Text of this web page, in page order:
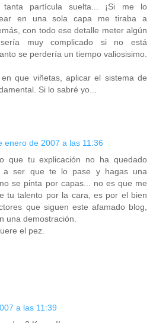
tanta partícula suelta... ¡Si me lo
en una sola capa me tiraba a
con todo ese detalle meter algún
muy complicado si no está
se perdería un tiempo valiosisimo.
que viñetas, aplicar el sistema de
Si lo sabré yo...
enero de 2007 a las 11:36
que tu explicación no ha quedado
a ser que te lo pase y hagas una
se pinta por capas... no es que me
tu talento por la cara, es por el bien
que siguen este afamado blog,
una demostración.
el pez.
a las 11:39